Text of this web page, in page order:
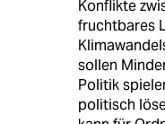
Konflikte
fruchtbares
sollen
Politik
politisch